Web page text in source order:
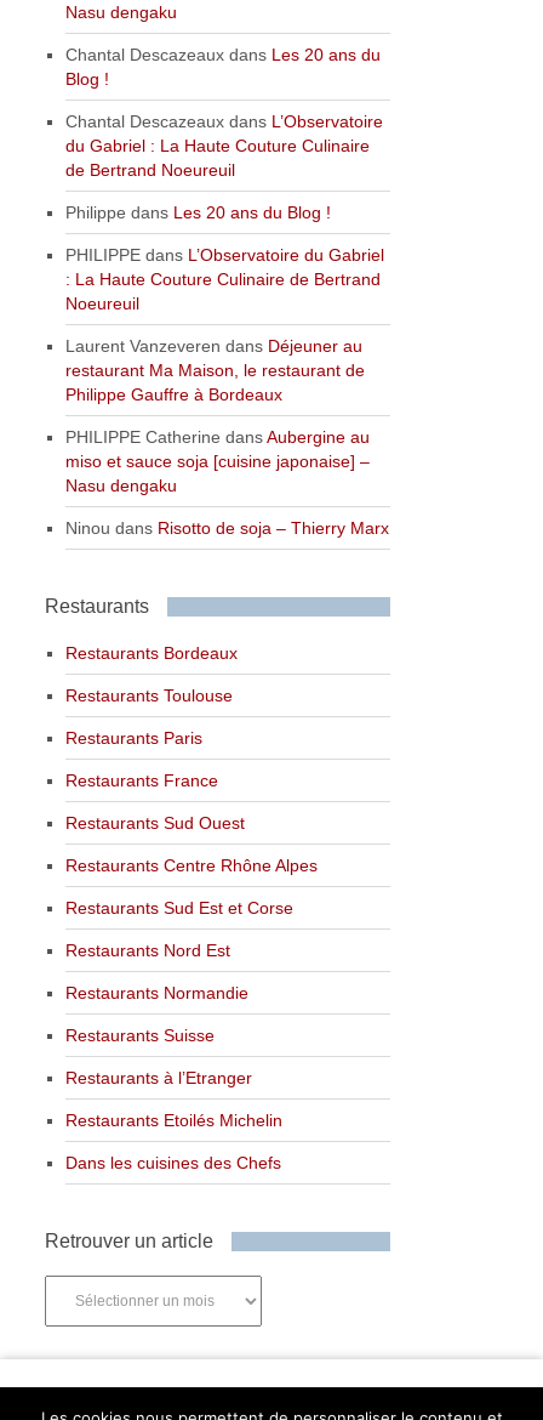
Nasu dengaku
Chantal Descazeaux dans Les 20 ans du
Blog !
Chantal Descazeaux dans L’Observatoire
du Gabriel : La Haute Couture Culinaire
de Bertrand Noeureuil
Philippe dans Les 20 ans du Blog !
PHILIPPE dans L’Observatoire du Gabriel
: La Haute Couture Culinaire de Bertrand
Noeureuil
Laurent Vanzeveren dans Déjeuner au
restaurant Ma Maison, le restaurant de
Philippe Gauffre à Bordeaux
PHILIPPE Catherine dansAubergine au
miso et sauce soja [cuisine japonaise] –
Nasu dengaku
Ninou dans Risotto de soja – Thierry Marx
Restaurants
Restaurants Bordeaux
Restaurants Toulouse
Restaurants Paris
Restaurants France
Restaurants Sud Ouest
Restaurants Centre Rhône Alpes
Restaurants Sud Est et Corse
Restaurants Nord Est
Restaurants Normandie
Restaurants Suisse
Restaurants à l’Etranger
Restaurants Etoilés Michelin
Dans les cuisines des Chefs
Retrouver un article